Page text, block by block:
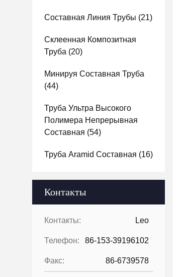
Составная Линия Трубы (21)
Склеенная Композитная
Труба (20)
Минируя Составная Труба
(44)
Труба Ультра Высокого
Полимера Непрерывная
Составная (54)
Труба Aramid Составная (16)
Контакты
Контакты: Leo
Телефон: 86-153-39196102
Факс: 86-6739578